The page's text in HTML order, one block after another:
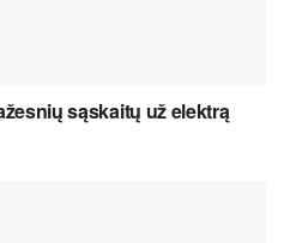
sąskaitų už elektrą